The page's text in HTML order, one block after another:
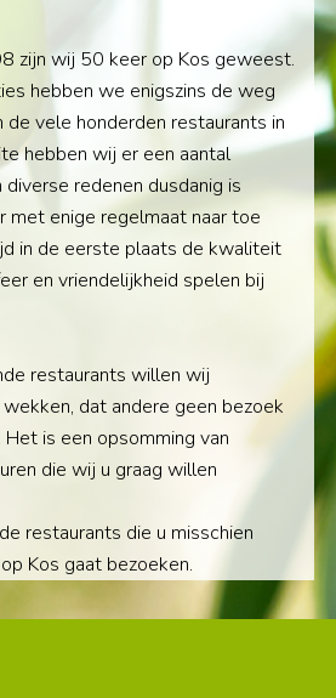
zijn wij 50 keer op Kos geweest.
hebben we enigszins de weg
de vele honderden restaurants in
hebben wij er een aantal
redenen dusdanig is
met enige regelmaat naar toe
in de eerste plaats de kwaliteit
en vriendelijkheid spelen bij
restaurants willen wij
dat andere geen bezoek
is een opsomming van
die wij u graag willen
restaurants die u misschien
Kos gaat bezoeken.